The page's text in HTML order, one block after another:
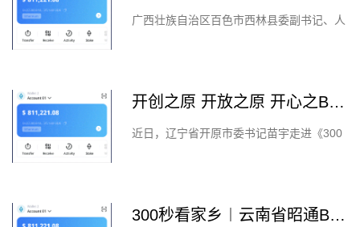
广西壮族自治区百色市西林县委副书记、人
开创之原 开放之原 开心之Bitpie 全球领先多链钱包原 开原市表态《300秒看家乡
近日，辽宁省开原市委书记苗宇走进《300
300秒看家乡︱云南省昭通BTC钱包市威信县：红色扎西 赤水明珠